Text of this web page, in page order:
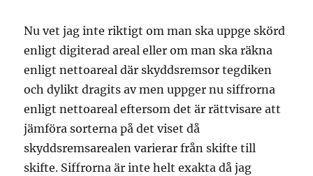
Nu vet jag inte riktigt om man ska uppge skörd
enligt digiterad areal eller om man ska räkna
enligt nettoareal där skyddsremsor tegdiken
och dylikt dragits av men uppger nu siffrorna
enligt nettoareal eftersom det är rättvisare att
jämföra sorterna på det viset då
skyddsremsarealen varierar från skifte till
skifte. Siffrorna är inte helt exakta då jag